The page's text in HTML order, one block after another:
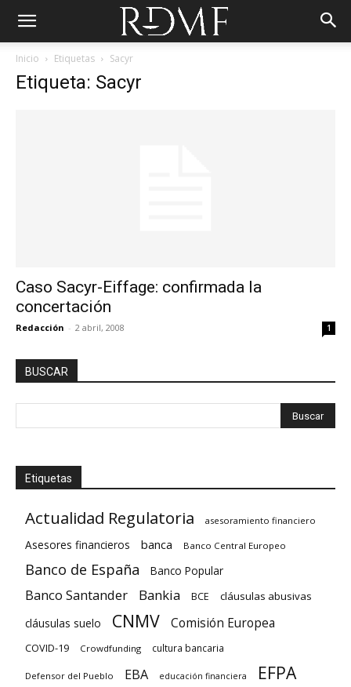
Inicio Etiquetas Sacyr
Etiqueta: Sacyr
Caso Sacyr-Eiffage: confirmada la
concertación
Redacción - 2 abril, 2008 1
BUSCAR
Etiquetas
Actualidad Regulatoria asesoramiento financiero
Asesores financieros banca Banco Central Europeo
Banco de España Banco Popular
Banco Santander Bankia BCE cláusulas abusivas
cláusulas suelo CNMV Comisión Europea
COVID-19 Crowdfunding cultura bancaria
Defensor del Pueblo EBA educación financiera EFPA